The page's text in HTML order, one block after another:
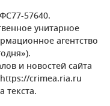
57640.
унитарное
агентство
и новостей сайта
crimea.ria.ru
текста.